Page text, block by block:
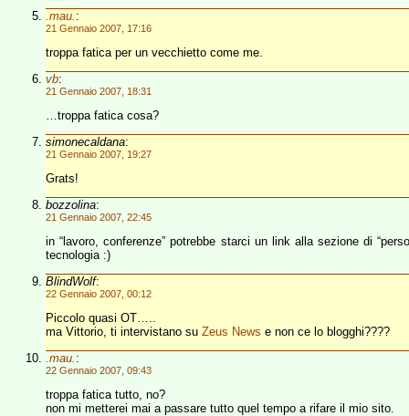
.mau. :
21 Gennaio 2007, 17:16
troppa fatica per un vecchietto come me.
vb:
21 Gennaio 2007, 18:31
…troppa fatica cosa?
simonecaldana:
21 Gennaio 2007, 19:27
Grats!
bozzolina:
21 Gennaio 2007, 22:45
in “lavoro, conferenze” potrebbe starci un link alla sezione di
tecnologia :)
BlindWolf:
22 Gennaio 2007, 00:12
Piccolo quasi OT…..
ma Vittorio, ti intervistano su Zeus News e non ce lo blogghi????
.mau. :
22 Gennaio 2007, 09:43
troppa fatica tutto, no?
non mi metterei mai a passare tutto quel tempo a rifare il mio sito.